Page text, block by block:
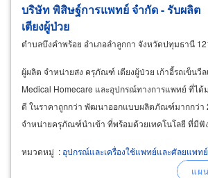
บริษัท พิสิษฐ์การแพทย์ จำกัด - รับผลิต
เตียงผู้ป่วย
ตำบลบึงคำพร้อย อำเภอลำลูกกา จังหวัดปทุมธานี
ผู้ผลิต จำหน่ายส่ง ครุภัณฑ์ เตียงผู้ป่วย เก้าอี้รถเข็น
Medical Homecare และอุปกรณ์ทางการแพทย์ ที่ไ
ดี ในราคาถูกกว่า พัฒนาออกแบบผลิตภัณฑ์มากกว่า
จำหน่ายครุภัณฑ์นำเข้า ที่พร้อมด้วยเทคโนโลยี ที่มีฟั
หมวดหมู่ : อุปกรณ์และเครื่องใช้แพทย์และศัลยแพทย์